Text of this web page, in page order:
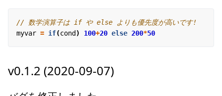
myvar = if(cond ) 100+20 else 200*50
v0.1.2 (2020-09-07)